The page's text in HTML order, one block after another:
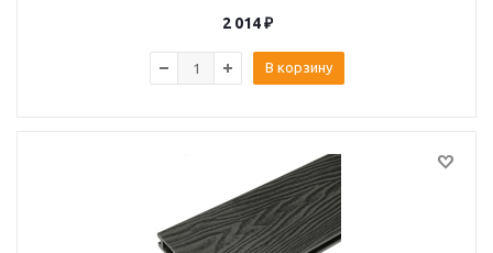
2 014₽
В корзину